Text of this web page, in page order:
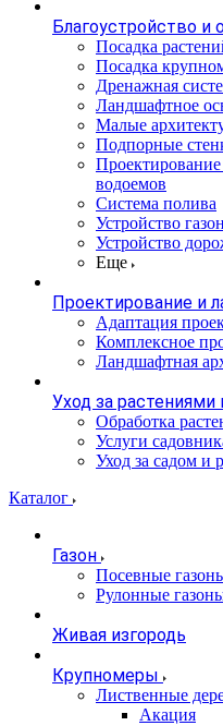
Благоустройство и
Посадка
Посадка
Дренажная
Ландшафтное
Малые
Подпорные
водоемов
Система полива
Устройство
Устройство
Еще
Проектирование и
Адаптация
Комплексное
Ландшафтная
Уход за растениями
Обработка
Услуги
Уход за садом и
Каталог
Газон
Посевные
Рулонные
Живая изгородь
Крупномеры
Лиственные
Акация